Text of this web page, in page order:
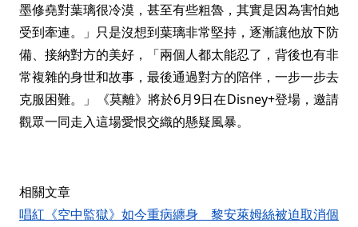
墨修堯對葉璃很冷漠，甚至有些粗魯，其實是因為害怕她
受到牽連。」只是沒想到葉璃非常堅持，逐漸讓他放下防
備、接納對方的美好，「兩個人都太能忍了，背後也有非
常複雜的身世和故事，最後通過對方的陪伴，一步一步去
克服困難。」《莫離》將於6月9日在Disney+登場，邀請
觀眾一同走入這場愛恨交織的懸疑風暴。
相關文章
唱紅《空中監獄》如今重病纏身 黎安萊姆絲被迫取消個